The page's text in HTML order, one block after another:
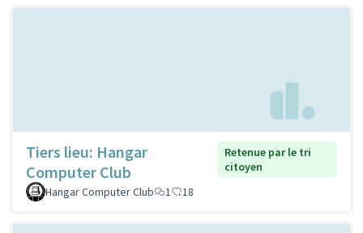
Tiers lieu: Hangar
Computer Club
Retenue par le tri
citoyen
Hangar Computer Club
1 18